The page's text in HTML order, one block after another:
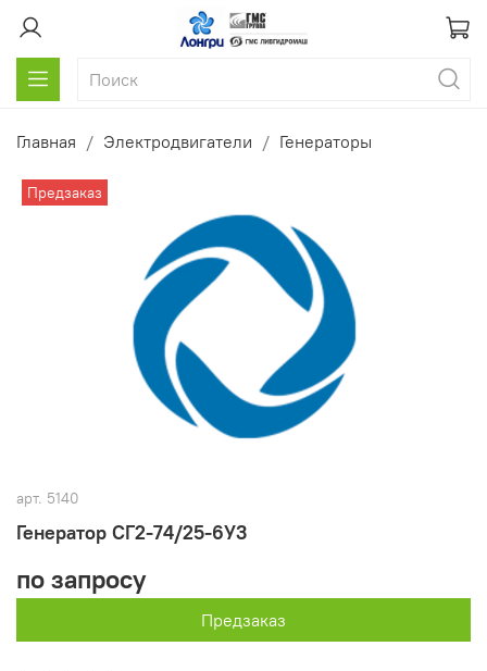
Главная Электродвигатели Генераторы
Предзаказ
арт. 5140
Генератор СГ2-74/25-6У3
по запросу
Предзаказ